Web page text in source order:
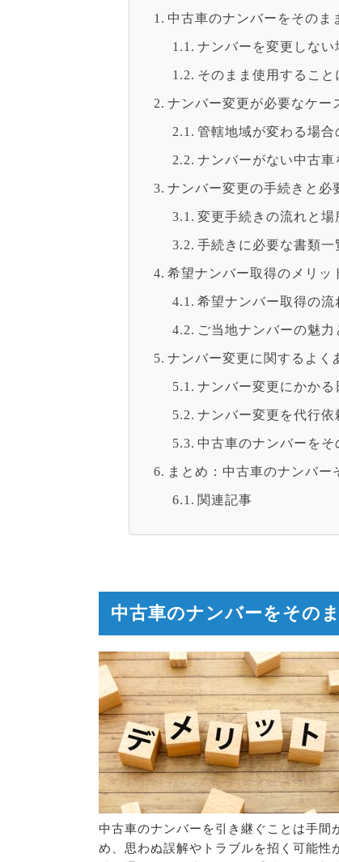
中古車のナンバーをそのま
ナンバーを変更しない
そのまま使用するこ
ナンバー変更が必要なケー
管轄地域が変わる場合
ナンバーがない中古車
ナンバー変更の手続きと必
変更手続きの流れと場
手続きに必要な書類一
希望ナンバー取得のメリッ
希望ナンバー取得の流
ご当地ナンバーの魅力
ナンバー変更に関するよく
ナンバー変更にかかる
ナンバー変更を代行依
中古車のナンバーをそ
まとめ：中古車のナンバー
関連記事
中古車のナンバーをその
中古車のナンバーを引き継ぐことは手間
め、思わぬ誤解やトラブルを招く可能性